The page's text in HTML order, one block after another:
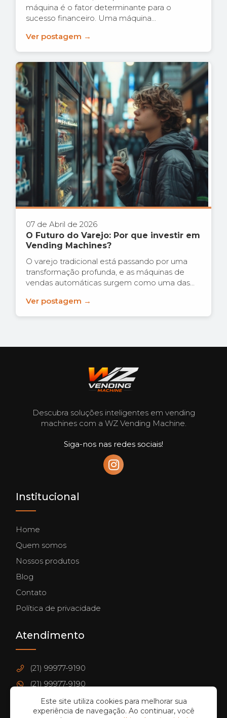
máquina é o fator determinante para o
sucesso financeiro. Uma máquina...
Ver postagem →
07 de Abril de 2026
O Futuro do Varejo: Por que investir em
Vending Machines?
O varejo tradicional está passando por uma
transformação profunda, e as máquinas de
vendas automáticas surgem como uma das...
Ver postagem →
Descubra soluções inteligentes em vending
machines com a WZ Vending Machine.
Siga-nos nas redes sociais!
Institucional
Home
Quem somos
Nossos produtos
Blog
Contato
Política de privacidade
Atendimento
(21) 99977-9190
(21) 99977-9190
contato@wzvendingmachine.com.br
Este site utiliza cookies para melhorar sua
experiência de navegação. Ao continuar, você